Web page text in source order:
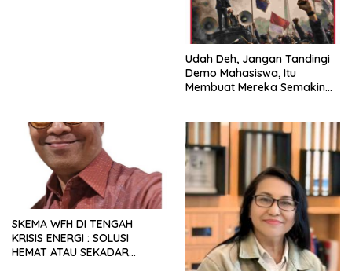
Udah Deh, Jangan Tandingi
Demo Mahasiswa, Itu
Membuat Mereka Semakin
SKEMA WFH DI TENGAH
KRISIS ENERGI : SOLUSI
HEMAT ATAU SEKADAR